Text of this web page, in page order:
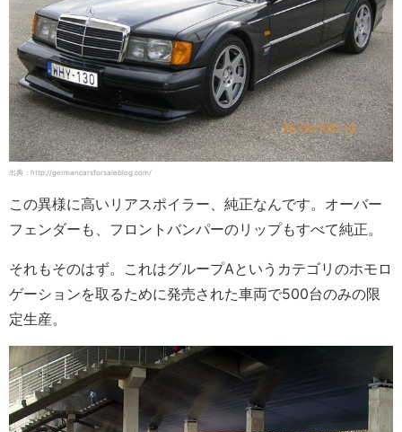
出典：http://germancarsforsaleblog.com/
この異様に高いリアスポイラー、純正なんです。オーバー
フェンダーも、フロントバンパーのリップもすべて純正。
それもそのはず。これはグループAというカテゴリのホモロ
ゲーションを取るために発売された車両で500台のみの限
定生産。